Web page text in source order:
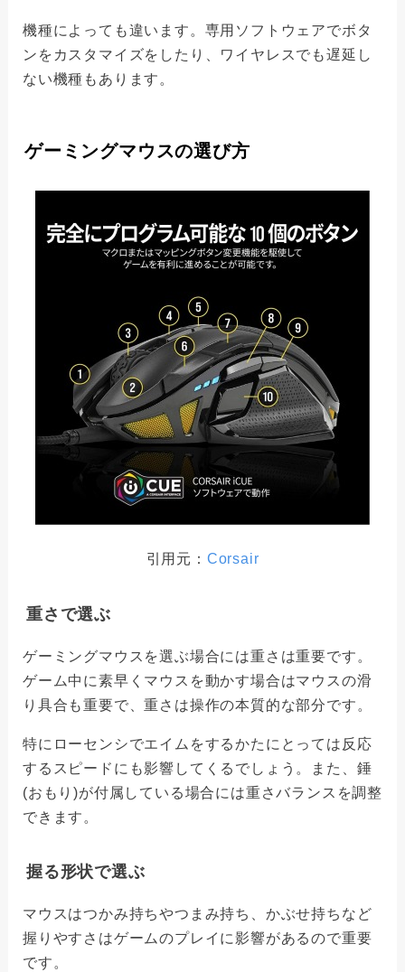
機種によっても違います。専用ソフトウェアでボタ
ンをカスタマイズをしたり、ワイヤレスでも遅延し
ない機種もあります。
ゲーミングマウスの選び方
引用元： Corsair
重さで選ぶ
ゲーミングマウスを選ぶ場合には重さは重要です。
ゲーム中に素早くマウスを動かす場合はマウスの滑
り具合も重要で、重さは操作の本質的な部分です。
特にローセンシでエイムをするかたにとっては反応
するスピードにも影響してくるでしょう。また、錘
(おもり)が付属している場合には重さバランスを調整
できます。
握る形状で選ぶ
マウスはつかみ持ちやつまみ持ち、かぶせ持ちなど
握りやすさはゲームのプレイに影響があるので重要
です。